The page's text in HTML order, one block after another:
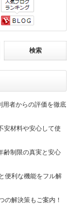
用者からの評価を徹底
安材料や安心して使
齢制限の真実と安心
便利な機能をフル解
の解決策もご案内！